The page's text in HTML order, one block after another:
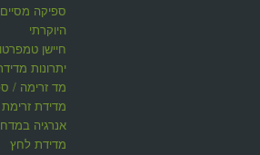
היוקרתי
חיישן
יתרונות
מד זרימה /
מדידת
אנרגיה
מדידת לחץ